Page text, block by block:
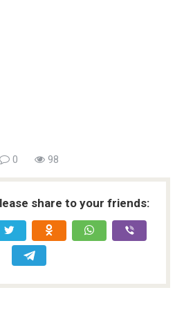
0 98
share to your friends: